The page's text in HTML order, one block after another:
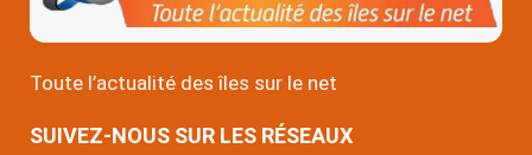
Toute l’actualité des îles sur le net
SUIVEZ-NOUS SUR LES RÉSEAUX